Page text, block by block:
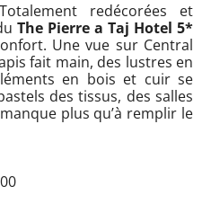
redécorées et
The Pierre a Taj Hotel 5*
Une vue sur Central
fait main, des lustres en
en bois et cuir se
des tissus, des salles
plus qu’à remplir le